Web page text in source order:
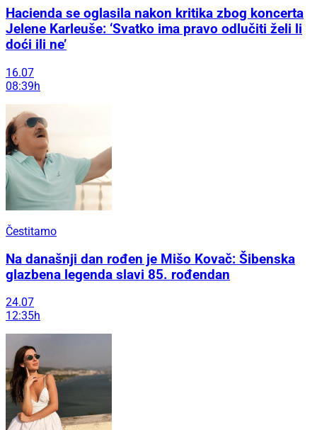
Hacienda se oglasila nakon kritika zbog koncerta
Jelene Karleuše: ‘Svatko ima pravo odlučiti želi li
doći ili ne’
16.07
08:39h
Čestitamo
Na današnji dan rođen je Mišo Kovač: Šibenska
glazbena legenda slavi 85. rođendan
24.07
12:35h